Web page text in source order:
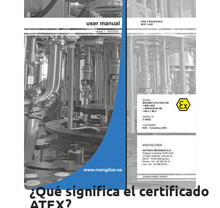
¿Qué significa el certificado
ATEX?